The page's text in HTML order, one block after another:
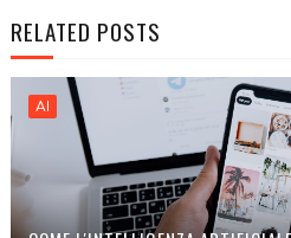
RELATED POSTS
AI